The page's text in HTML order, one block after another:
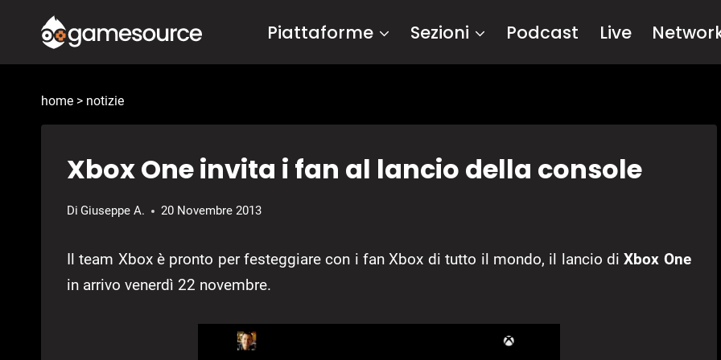
contenuto
Piattaforme Sezioni Podcast Live
home > notizie
Xbox One invita i fan al lancio della console
Di Giuseppe A. 20 Novembre 2013
Il team Xbox è pronto per festeggiare con i fan Xbox di tutto il mondo, il lancio diXbox One
in arrivo venerdì 22 novembre.